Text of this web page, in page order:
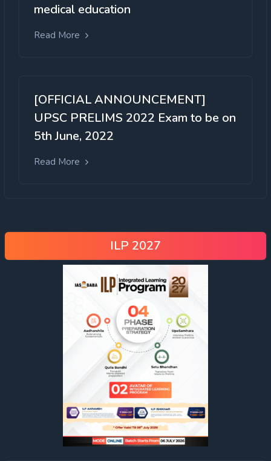
medical education
Read More
[OFFICIAL ANNOUNCEMENT]
UPSC PRELIMS 2022 Exam to be on
5th June, 2022
Read More
ILP 2027